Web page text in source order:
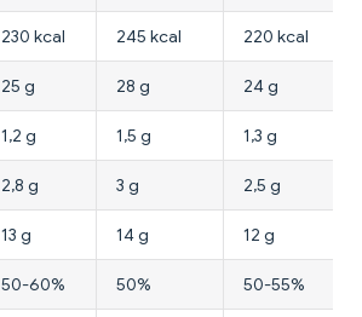
230 kcal 245 kcal 220 kcal
25 g 28 g 24 g
1,2 g 1,5 g 1,3 g
2,8 g 3 g 2,5 g
13 g 14 g 12 g
50-60% 50% 50-55%